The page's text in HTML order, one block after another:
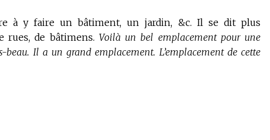
à y faire un bâtiment, un jardin, &c. Il se dit plus
rues, de bâtimens. Voilà un bel emplacement pour une
beau. Il a un grand emplacement. L’emplacement de cette